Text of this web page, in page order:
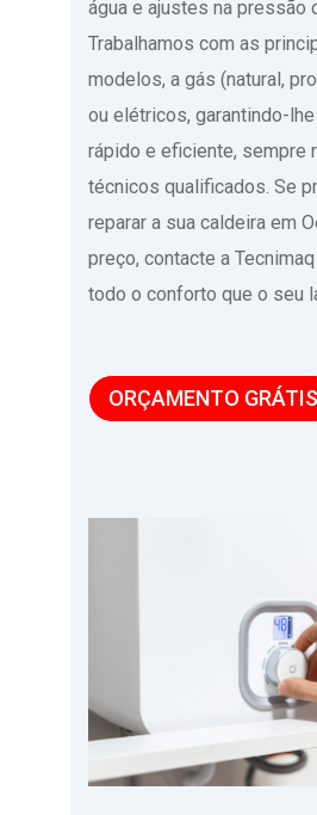
água e ajustes na pressão
Trabalhamos com as
modelos, a gás (natural,
ou elétricos, garantindo-
rápido e eficiente, sempre
técnicos qualificados. Se
reparar a sua caldeira em
preço, contacte a
todo o conforto que o seu
ORÇAMENTO GRÁTIS